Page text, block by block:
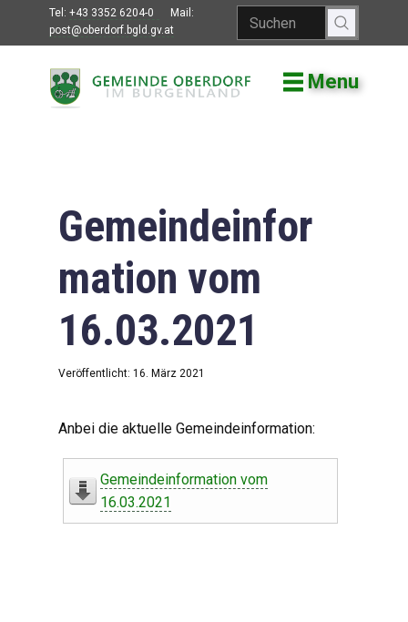
Tel: +43 3352 6204-0
Mail:
post@oberdorf.bgld.gv.at
Menu
Willkommen
Gemeindeamt
Gemeinderat
Bildung
Vereine
Leben in Oberdorf
Gemeindeinfor
mation vom
16.03.2021
Veröffentlicht: 16. März 2021
Anbei die aktuelle Gemeindeinformation:
Gemeindeinformation vom
16.03.2021